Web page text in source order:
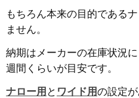
もちろん本来の目的である
ません。
納期はメーカーの在庫状況
週間くらいが目安です。
ナロー用 と ワイド用の設定